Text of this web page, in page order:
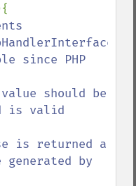
is valid
by